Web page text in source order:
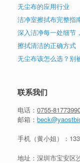
无尘布的应用行业
洁净室擦拭布完整指
深入洁净每一处细节
擦拭清洁的正确方式
无尘布该怎么选？别
联系我们
电话： 0755-
邮箱：
手机（黄小姐）：
地址：深圳市宝安区